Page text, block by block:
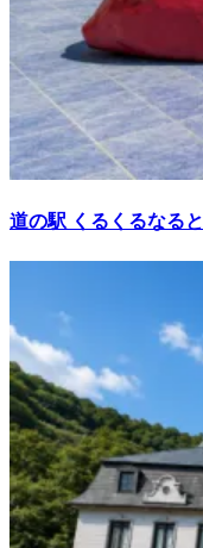
道の駅 くるくるなると